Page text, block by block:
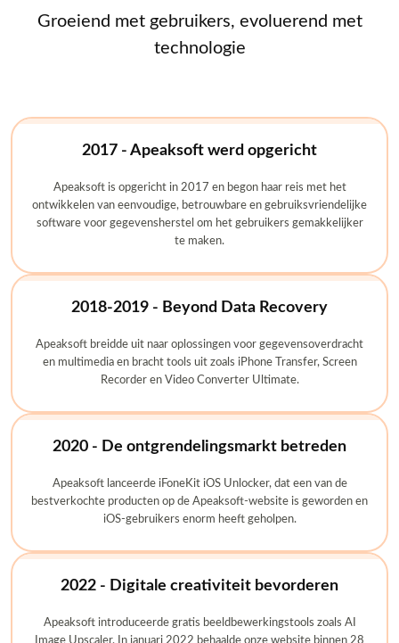
Groeiend met gebruikers, evoluerend met
technologie
2017 - Apeaksoft werd opgericht
Apeaksoft is opgericht in 2017 en begon haar reis met het
ontwikkelen van eenvoudige, betrouwbare en gebruiksvriendelijke
software voor gegevensherstel om het gebruikers gemakkelijker
te maken.
2018-2019 - Beyond Data Recovery
Apeaksoft breidde uit naar oplossingen voor gegevensoverdracht
en multimedia en bracht tools uit zoals iPhone Transfer, Screen
Recorder en Video Converter Ultimate.
2020 - De ontgrendelingsmarkt betreden
Apeaksoft lanceerde iFoneKit iOS Unlocker, dat een van de
bestverkochte producten op de Apeaksoft-website is geworden en
iOS-gebruikers enorm heeft geholpen.
2022 - Digitale creativiteit bevorderen
Apeaksoft introduceerde gratis beeldbewerkingstools zoals AI
Image Upscaler. In januari 2022 behaalde onze website binnen 28